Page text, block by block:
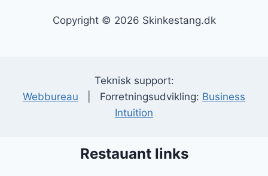
Copyright © 2026 Skinkestang.dk
Teknisk support:
Webbureau | Forretningsudvikling: Business
Intuition
Restauant links